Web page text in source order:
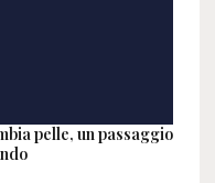
pelle, un passaggio